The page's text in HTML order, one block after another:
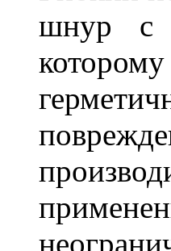
шнур с